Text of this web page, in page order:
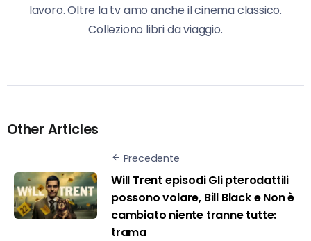
lavoro. Oltre la tv amo anche il cinema classico.
Colleziono libri da viaggio.
Other Articles
Precedente
Will Trent episodi Gli pterodattili
possono volare, Bill Black e Non è
cambiato niente tranne tutte:
trama